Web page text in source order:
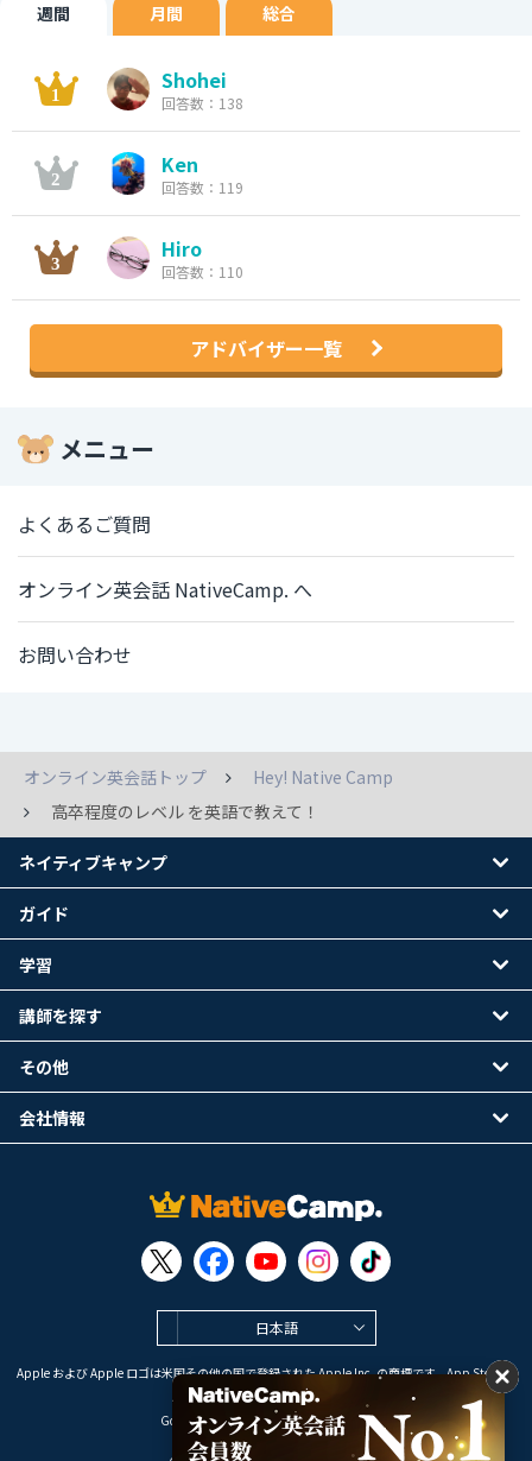
週間 月間 総合
Shohei
回答数：138
Ken
回答数：119
Hiro
回答数：110
アドバイザー一覧
メニュー
よくあるご質問
オンライン英会話 NativeCamp. へ
お問い合わせ
オンライン英会話トップ
Hey! Native Camp
高卒程度のレベル を英語で教えて！
日本語
Apple および Apple ロゴは米国その他の国で登録された Apple Inc. の商標です。App Store は
Apple Inc. のサービスマークです。
Google Play は Google LLC の商標です。
ネイティブキャンプ
ガイド
学習
講師を探す
その他
会社情報